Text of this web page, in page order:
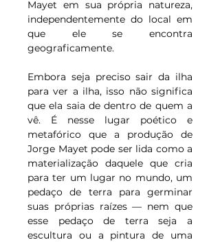
Mayet em sua própria natureza,
independentemente do local em
que ele se encontra
geograficamente.
Embora seja preciso sair da ilha
para ver a ilha, isso não significa
que ela saia de dentro de quem a
vê. É nesse lugar poético e
metafórico que a produção de
Jorge Mayet pode ser lida como a
materialização daquele que cria
para ter um lugar no mundo, um
pedaço de terra para germinar
suas próprias raízes — nem que
esse pedaço de terra seja a
escultura ou a pintura de uma